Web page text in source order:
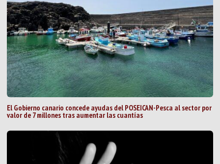
El Gobierno canario concede ayudas del POSEICAN-Pesca al sector por
valor de 7 millones tras aumentar las cuantías